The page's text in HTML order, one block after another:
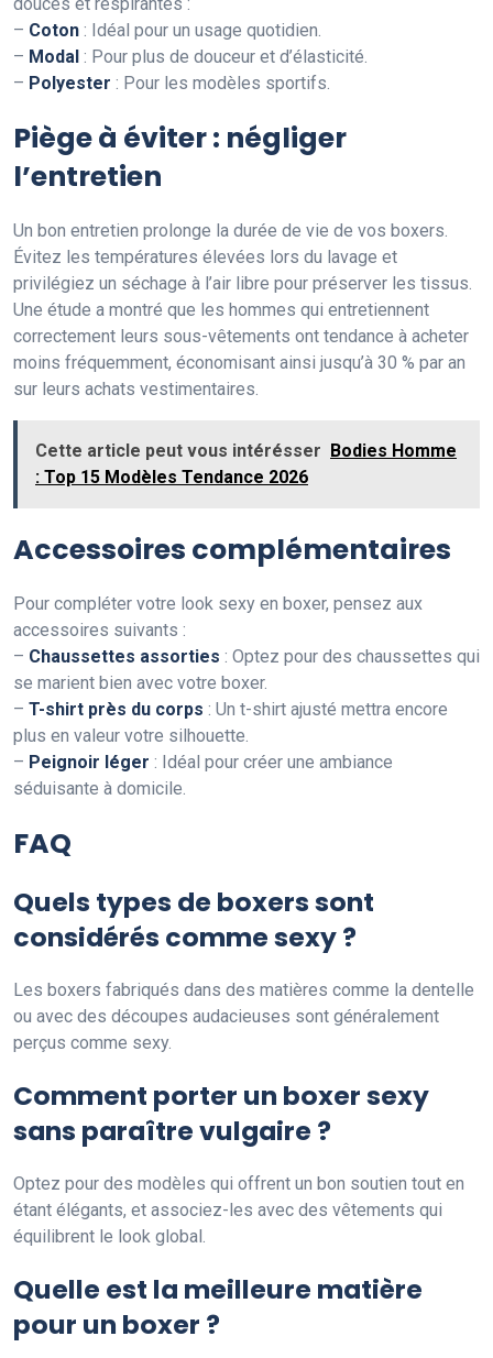
– Coton : Idéal pour un usage quotidien.
– Modal : Pour plus de douceur et d’élasticité.
– Polyester : Pour les modèles sportifs.
Piège à éviter : négliger
l’entretien
Un bon entretien prolonge la durée de vie de vos boxers.
Évitez les températures élevées lors du lavage et
privilégiez un séchage à l’air libre pour préserver les tissus.
Une étude a montré que les hommes qui entretiennent
correctement leurs sous-vêtements ont tendance à acheter
moins fréquemment, économisant ainsi jusqu’à 30 % par an
sur leurs achats vestimentaires.
Cette article peut vous intérésser Bodies Homme
: Top 15 Modèles Tendance 2026
Accessoires complémentaires
Pour compléter votre look sexy en boxer, pensez aux
accessoires suivants :
– Chaussettes assorties : Optez pour des chaussettes qui
se marient bien avec votre boxer.
– T-shirt près du corps : Un t-shirt ajusté mettra encore
plus en valeur votre silhouette.
– Peignoir léger : Idéal pour créer une ambiance
séduisante à domicile.
FAQ
Quels types de boxers sont
considérés comme sexy ?
Les boxers fabriqués dans des matières comme la dentelle
ou avec des découpes audacieuses sont généralement
perçus comme sexy.
Comment porter un boxer sexy
sans paraître vulgaire ?
Optez pour des modèles qui offrent un bon soutien tout en
étant élégants, et associez-les avec des vêtements qui
équilibrent le look global.
Quelle est la meilleure matière
pour un boxer ?